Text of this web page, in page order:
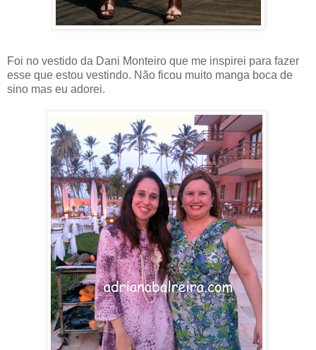
Foi no vestido da Dani Monteiro que me inspirei para fazer
esse que estou vestindo. Não ficou muito manga boca de
sino mas eu adorei.